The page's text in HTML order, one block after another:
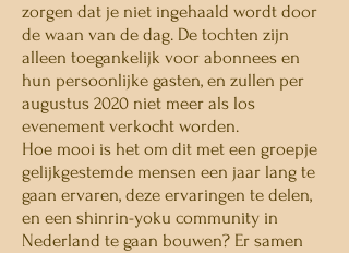
zorgen dat je niet ingehaald wordt door
de waan van de dag. De tochten zijn
alleen toegankelijk voor abonnees en
hun persoonlijke gasten, en zullen per
augustus 2020 niet meer als los
evenement verkocht worden.
Hoe mooi is het om dit met een groepje
gelijkgestemde mensen een jaar lang te
gaan ervaren, deze ervaringen te delen,
en een shinrin-yoku community in
Nederland te gaan bouwen? Er samen